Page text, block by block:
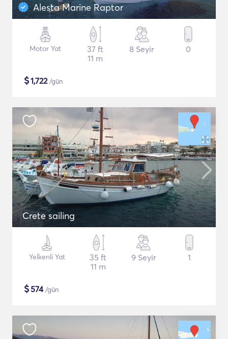
Alesta Marine Raptor
Motor Yat
37 ft
11 m
8 Seyir 0
$1,722/gün
Crete sailing
Yelkenli Yat
35 ft
11 m
9 Seyir 1
$574/gün